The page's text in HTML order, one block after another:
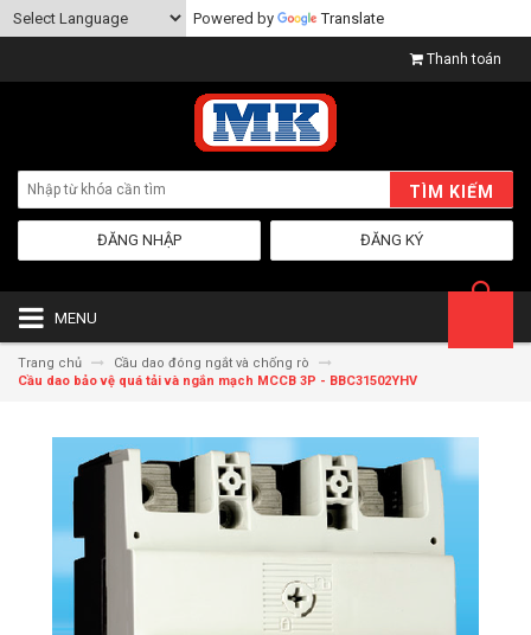
Powered by Translate
Thanh toán
TÌM KIẾM
ĐĂNG KÝ
ĐĂNG NHẬP
MENU
Trang chủ
Cầu dao đóng ngắt và chống rò
Cầu dao bảo vệ quá tải và ngắn mạch MCCB 3P - BBC31502YHV